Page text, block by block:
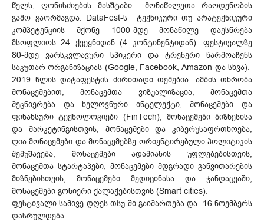
წელს, ღონისძიების მასშტაბი მონაწილეთა რაოდენობის
გამო გაორმაგდა. DataFest-ს ტექნიკური თუ არატექნიკური
კომპეტენციის მქონე 1000-მდე მონაწილე დაესწრება
მსოფლიოს 24 ქვეყნიდან (4 კონტინენტიდან). ფესტივალზე
80-მდე ვარსკვლავური სპიკერი და ტრენერი წარმოაჩენს
საკუთარ ორგანიზაციას (Google, Facebook, Amazon და სხვა).
2019 წლის დატაფესტის ძირითადი თემებია: ამბის თხრობა
მონაცემებით, მონაცემთა ვიზუალიზაცია, მონაცემთა
მეცნიერება და ხელოვნური ინტელექტი, მონაცემები და
ფინანსური ტექნოლოგიები (FinTech), მონაცემები ბიზნესისა
და მარკეტინგისთვის, მონაცემები და კიბერუსაფრთხოება,
ღია მონაცემები და მონაცემებზე ორიენტირებული პოლიტიკის
შემუშავება, მონაცემები ადამიანის უფლებებისთვის,
მონაცემთა სტარტაპები, მონაცემები მდგრადი განვითარების
მიზნებისთვის, მონაცემები მედიცინასა და ჯანდაცვაში,
მონაცემები გონიერი ქალაქებისთვის (Smart cities).
ფესტივალი სამივე დღეს თსუ-ში გაიმართება და 16 ნოემბერს
დასრულდება.